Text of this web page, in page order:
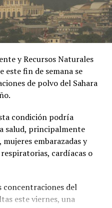
y Recursos Naturales
fin de semana se
de polvo del Sahara
condición podría
salud, principalmente
embarazadas y
cardíacas o
concentraciones del
este viernes, una